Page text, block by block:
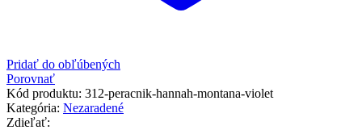
Pridať do obľúbených
Porovnať
Kód produktu: 312-peracnik-hannah-montana-violet
Kategória: Nezaradené
Zdieľať: